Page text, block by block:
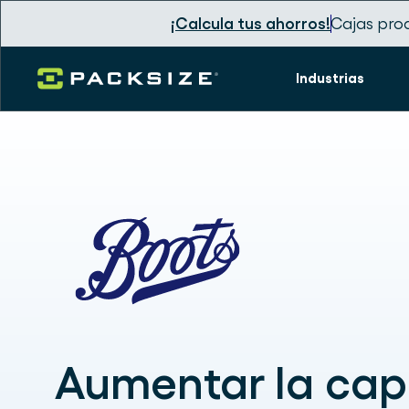
¡Calcula tus ahorros!Cajas
Industrias
Aumentar la